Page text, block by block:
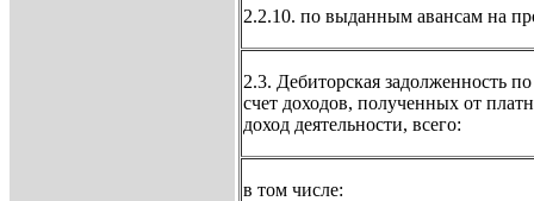
2.2.10. по выданным авансам на
2.3. Дебиторская задолженность
счет доходов, полученных от
доход деятельности, всего:
в том числе: